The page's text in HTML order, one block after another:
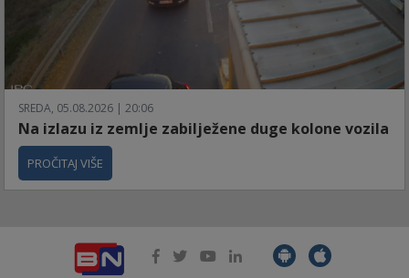
SREDA, 05.08.2026 | 20:06
Na izlazu iz zemlje zabilježene duge kolone vozila
PROČITAJ VIŠE